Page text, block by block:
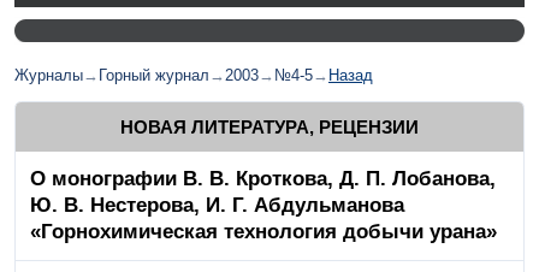
Журналы→ Горный журнал →2003→ №4-5→ Назад
НОВАЯ ЛИТЕРАТУРА, РЕЦЕНЗИИ
О монографии В. В. Кроткова, Д. П. Лобанова,
Ю. В. Нестерова, И. Г. Абдульманова
«Горнохимическая технология добычи урана»